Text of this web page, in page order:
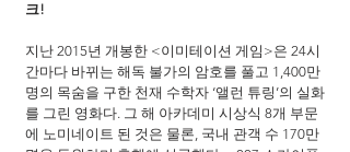
크!
지난 2015년 개봉한 <이미테이션 게임>은 24시
간마다 바뀌는 해독 불가의 암호를 풀고 1,400만
명의 목숨을 구한 천재 수학자 ‘앨런 튜링’의 실화
를 그린 영화다. 그 해 아카데미 시상식 8개 부문
에 노미네이트 된 것은 물론, 국내 관객 수 170만